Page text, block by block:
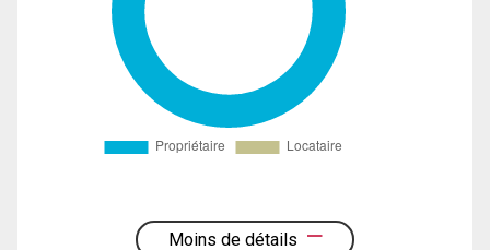
Moins de détails